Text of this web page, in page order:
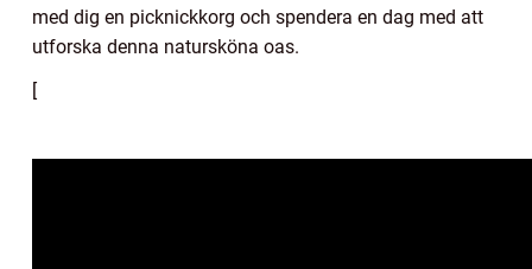
med dig en picknickkorg och spendera en dag med att
utforska denna natursköna oas.
[